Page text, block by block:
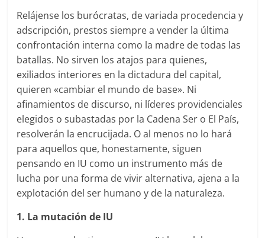
Relájense los burócratas, de variada procedencia y
adscripción, prestos siempre a vender la última
confrontación interna como la madre de todas las
batallas. No sirven los atajos para quienes,
exiliados interiores en la dictadura del capital,
quieren «cambiar el mundo de base». Ni
afinamientos de discurso, ni líderes providenciales
elegidos o subastadas por la Cadena Ser o El País,
resolverán la encrucijada. O al menos no lo hará
para aquellos que, honestamente, siguen
pensando en IU como un instrumento más de
lucha por una forma de vivir alternativa, ajena a la
explotación del ser humano y de la naturaleza.
1. La mutación de IU